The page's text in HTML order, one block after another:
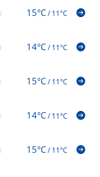
15°C/11°C
14°C/11°C
15°C/11°C
14°C/11°C
15°C/11°C